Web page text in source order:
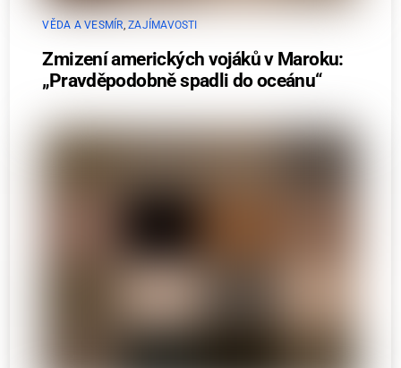
VĚDA A VESMÍR,ZAJÍMAVOSTI
Zmizení amerických vojáků v Maroku:
„Pravděpodobně spadli do oceánu“